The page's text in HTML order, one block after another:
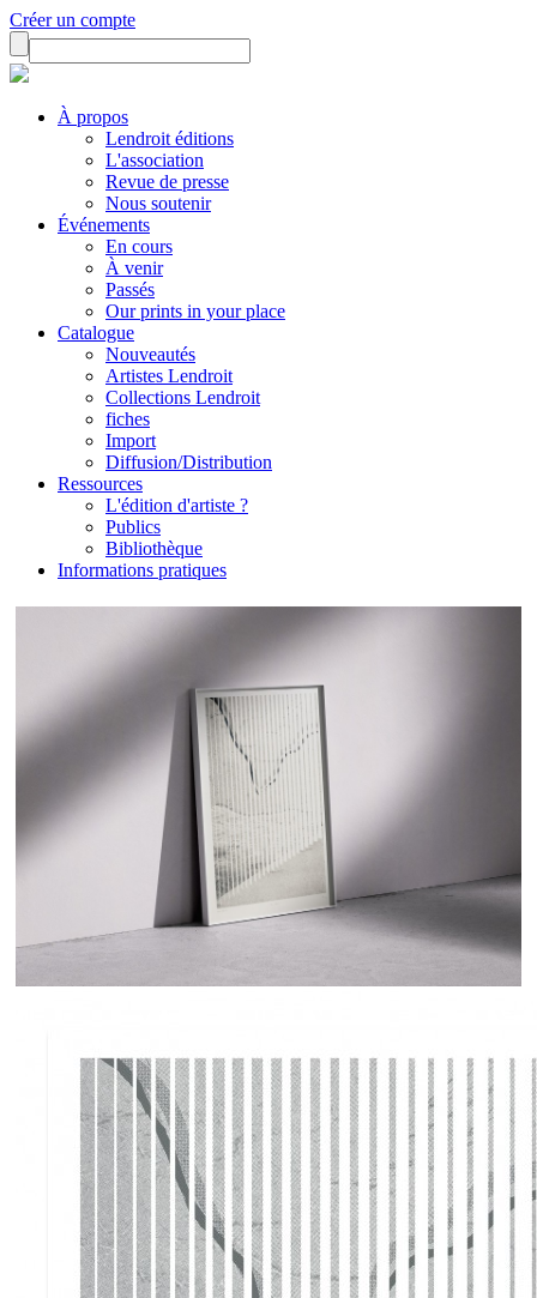
Créer un compte
À propos
Lendroit éditions
L'association
Revue de presse
Nous soutenir
Événements
En cours
À venir
Passés
Our prints in your place
Catalogue
Nouveautés
Artistes Lendroit
Collections Lendroit
fiches
Import
Diffusion/Distribution
Ressources
L'édition d'artiste ?
Publics
Bibliothèque
Informations pratiques